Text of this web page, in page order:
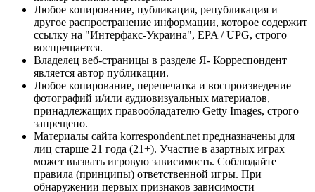
Любое копирование, публикация, републикация и
другое распространение информации, которое содержит
ссылку на "Интерфакс-Украина", EPA / UPG, строго
воспрещается.
Владелец веб-страницы в разделе Я- Корреспондент
является автор публикации.
Любое копирование, перепечатка и воспроизведение
фотографий и/или аудиовизуальных материалов,
принадлежащих правообладателю Getty Images, строго
запрещено.
Материалы сайта korrespondent.net предназначены для
лиц старше 21 года (21+). Участие в азартных играх
может вызвать игровую зависимость. Соблюдайте
правила (принципы) ответственной игры. При
обнаружении первых признаков зависимости